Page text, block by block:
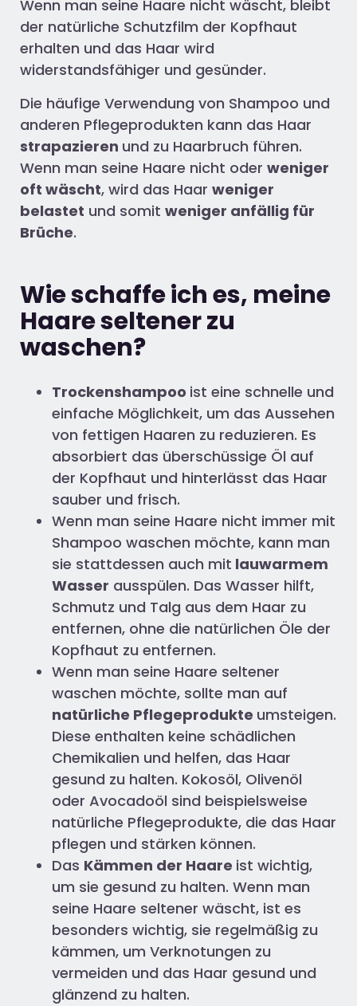
Wenn man seine Haare nicht wäscht, bleibt
der natürliche Schutzfilm der Kopfhaut
erhalten und das Haar wird
widerstandsfähiger und gesünder.
Die häufige Verwendung von Shampoo und
anderen Pflegeprodukten kann das Haar
strapazieren und zu Haarbruch führen.
Wenn man seine Haare nicht oder weniger
oft wäscht, wird das Haar weniger
belastet und somit weniger anfällig für
Brüche.
Wie schaffe ich es, meine
Haare seltener zu
waschen?
Trockenshampoo ist eine schnelle und
einfache Möglichkeit, um das Aussehen
von fettigen Haaren zu reduzieren. Es
absorbiert das überschüssige Öl auf
der Kopfhaut und hinterlässt das Haar
sauber und frisch.
Wenn man seine Haare nicht immer mit
Shampoo waschen möchte, kann man
sie stattdessen auch mit lauwarmem
Wasser ausspülen. Das Wasser hilft,
Schmutz und Talg aus dem Haar zu
entfernen, ohne die natürlichen Öle der
Kopfhaut zu entfernen.
Wenn man seine Haare seltener
waschen möchte, sollte man auf
natürliche Pflegeprodukte umsteigen.
Diese enthalten keine schädlichen
Chemikalien und helfen, das Haar
gesund zu halten. Kokosöl, Olivenöl
oder Avocadoöl sind beispielsweise
natürliche Pflegeprodukte, die das Haar
pflegen und stärken können.
Das Kämmen der Haare ist wichtig,
um sie gesund zu halten. Wenn man
seine Haare seltener wäscht, ist es
besonders wichtig, sie regelmäßig zu
kämmen, um Verknotungen zu
vermeiden und das Haar gesund und
glänzend zu halten.